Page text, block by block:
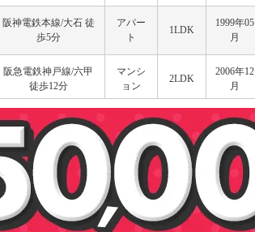
阪神電鉄本線/大石 徒
歩5分
アパー
ト
1LDK
1999年05
月
阪急電鉄神戸線/六甲
徒歩12分
マンシ
ョン
2LDK
2006年12
月
東海道本線/摩耶 徒歩
4分
マンシ
ョン
2LDK
築1年以
年06月)
東海道本線/六甲道 徒
歩9分
マンシ
ョン
1LDK
建築中
(2026年